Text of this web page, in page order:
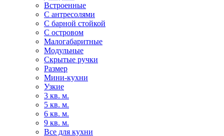
Встроенные
С антресолями
С барной стойкой
С островом
Малогабаритные
Модульные
Скрытые ручки
Размер
Мини-кухни
Узкие
3 кв. м.
5 кв. м.
6 кв. м.
9 кв. м.
Все для кухни